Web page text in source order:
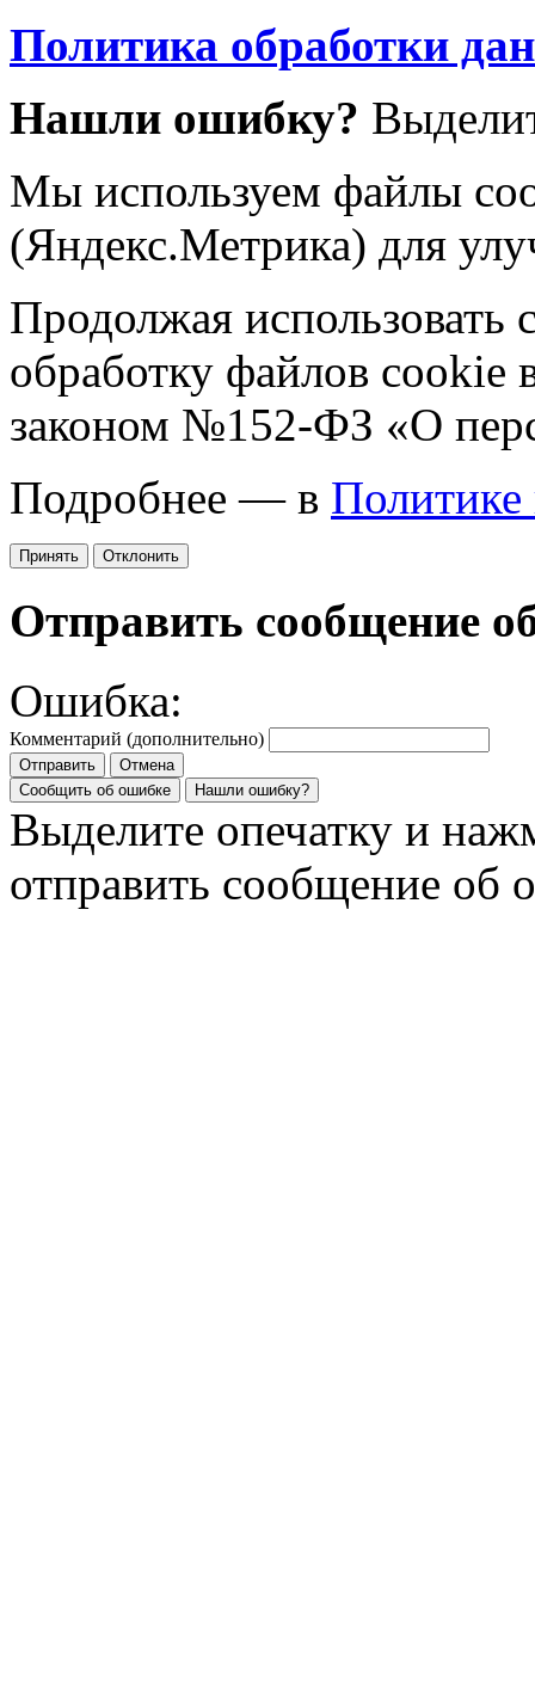
Политика обработки
Нашли ошибку?
Мы используем файлы
(Яндекс.Метрика) для
Продолжая использовать
обработку файлов cookie
законом №152-ФЗ «О
Подробнее — в Политике
Принять Отклонить
Отправить сообщение
Ошибка:
Комментарий (дополнительно)
Отправить
Отмена
Сообщить об ошибке
Нашли ошибку?
Выделите опечатку и
отправить сообщение об